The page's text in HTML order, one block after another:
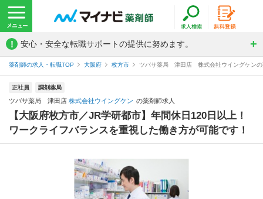
! 安心・安全な転職サポートの提供に努めます。
薬剤師の求人・転職TOP 大阪府 枚方市 ツバサ薬局 津田店 株式会社ウイングケンの
正社員 調剤薬局
ツバサ薬局 津田店 株式会社ウイングケン の薬剤師求人
【大阪府枚方市／JR学研都市】年間休日120日以上！
ワークライフバランスを重視した働き方が可能です！